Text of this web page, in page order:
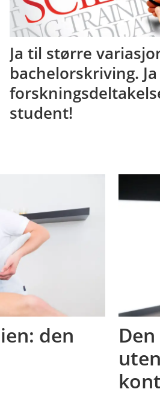
Ja til større
bachelorskriving.
student!
den